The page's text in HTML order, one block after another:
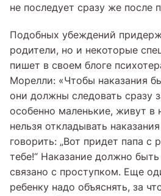
не последует сразу же после
Подобных убеждений
родители, но и некоторые
пишет в своем блоге
Морелли: «Чтобы наказания
они должны следовать сразу
особенно маленькие, живут
нельзя откладывать
говорить: „Вот придет папа с
тебе!“ Наказание должно
связано с проступком. Еще
ребенку надо объяснять, за